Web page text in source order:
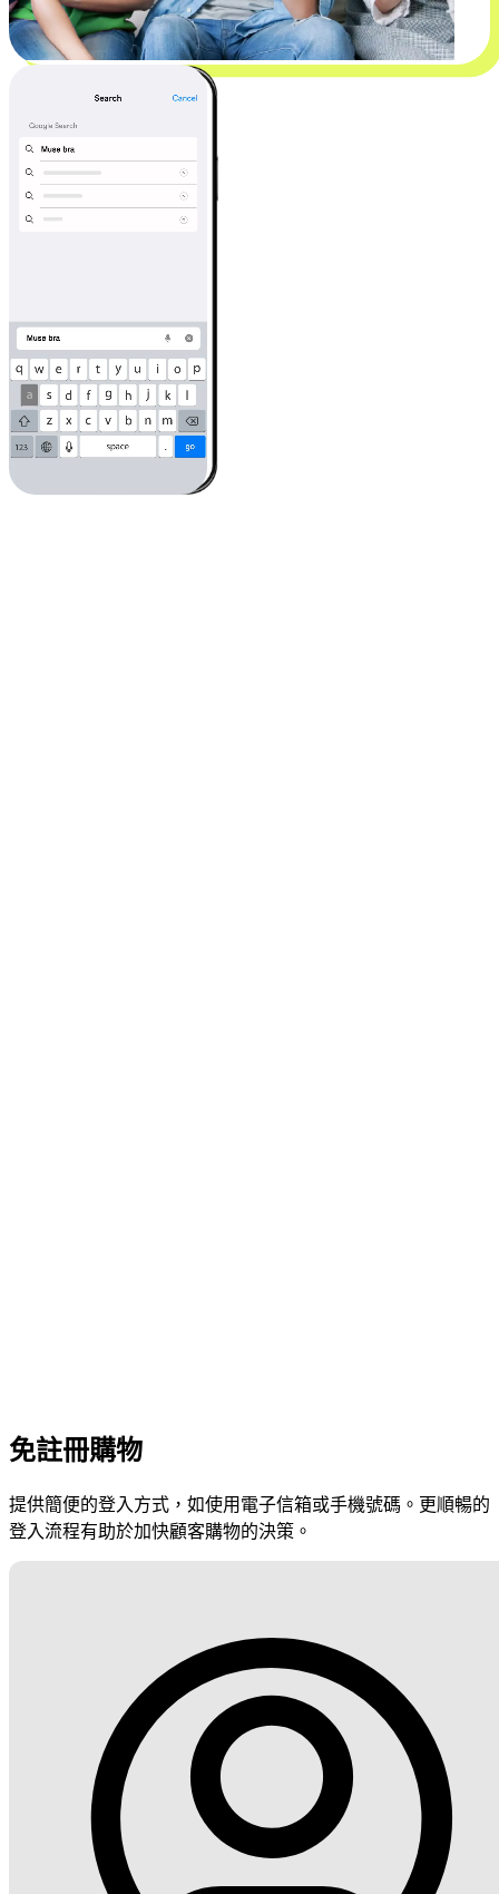
免註冊購物
提供簡便的登入方式，如使用電子信箱或手機號碼。更順暢的
登入流程有助於加快顧客購物的決策。